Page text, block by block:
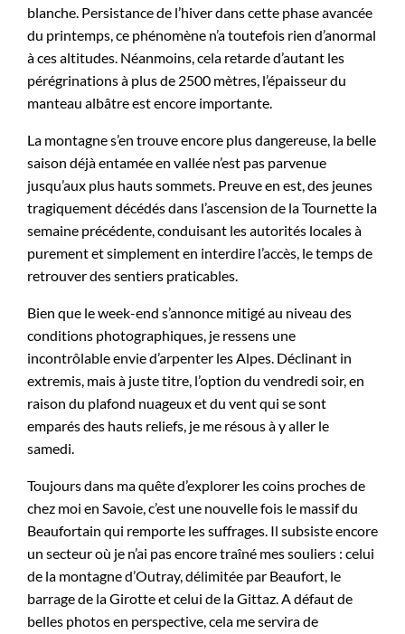
blanche. Persistance de l’hiver dans cette phase avancée
du printemps, ce phénomène n’a toutefois rien d’anormal
à ces altitudes. Néanmoins, cela retarde d’autant les
pérégrinations à plus de 2500 mètres, l’épaisseur du
manteau albâtre est encore importante.
La montagne s’en trouve encore plus dangereuse, la belle
saison déjà entamée en vallée n’est pas parvenue
jusqu’aux plus hauts sommets. Preuve en est, des jeunes
tragiquement décédés dans l’ascension de la Tournette la
semaine précédente, conduisant les autorités locales à
purement et simplement en interdire l’accès, le temps de
retrouver des sentiers praticables.
Bien que le week-end s’annonce mitigé au niveau des
conditions photographiques, je ressens une
incontrôlable envie d’arpenter les Alpes. Déclinant in
extremis, mais à juste titre, l’option du vendredi soir, en
raison du plafond nuageux et du vent qui se sont
emparés des hauts reliefs, je me résous à y aller le
samedi.
Toujours dans ma quête d’explorer les coins proches de
chez moi en Savoie, c’est une nouvelle fois le massif du
Beaufortain qui remporte les suffrages. Il subsiste encore
un secteur où je n’ai pas encore traîné mes souliers : celui
de la montagne d’Outray, délimitée par Beaufort, le
barrage de la Girotte et celui de la Gittaz. A défaut de
belles photos en perspective, cela me servira de